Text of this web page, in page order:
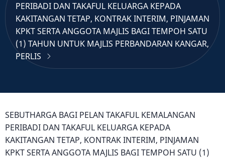
PERIBADI DAN TAKAFUL KELUARGA KEPADA
KAKITANGAN TETAP, KONTRAK INTERIM, PINJAMAN
KPKT SERTA ANGGOTA MAJLIS BAGI TEMPOH SATU
(1) TAHUN UNTUK MAJLIS PERBANDARAN KANGAR,
PERLIS
SEBUTHARGA BAGI PELAN TAKAFUL KEMALANGAN
PERIBADI DAN TAKAFUL KELUARGA KEPADA
KAKITANGAN TETAP, KONTRAK INTERIM, PINJAMAN
KPKT SERTA ANGGOTA MAJLIS BAGI TEMPOH SATU (1)